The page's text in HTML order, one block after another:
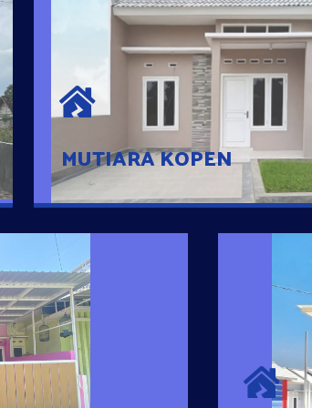
MUTIARA KOPEN
MUTIARA KOPEN
Hunian nyaman dengan suasana
pedesaan. 10 menit dari pusat kota, 2
menit dari Ring Road
Pintar
rumahnya dengan